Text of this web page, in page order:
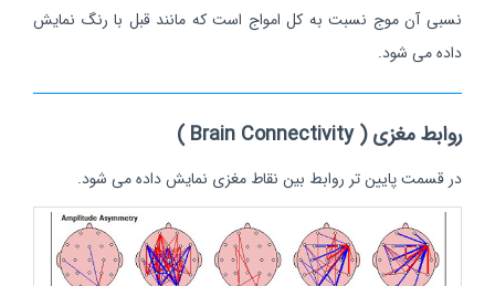
نسبی آن موج نسبت به کل امواج است که مانند قبل با رنگ نمایش
داده می شود.
روابط مغزی ( Brain Connectivity )
در قسمت پایین تر روابط بین نقاط مغزی نمایش داده می شود.